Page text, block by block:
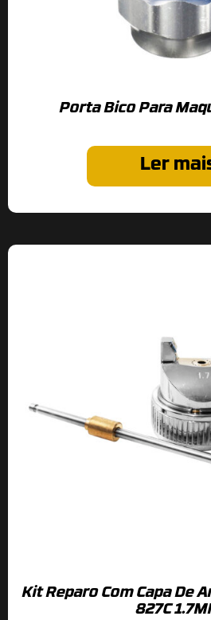
Porta Bico Para
Ler
Kit Reparo Com Capa De
827C